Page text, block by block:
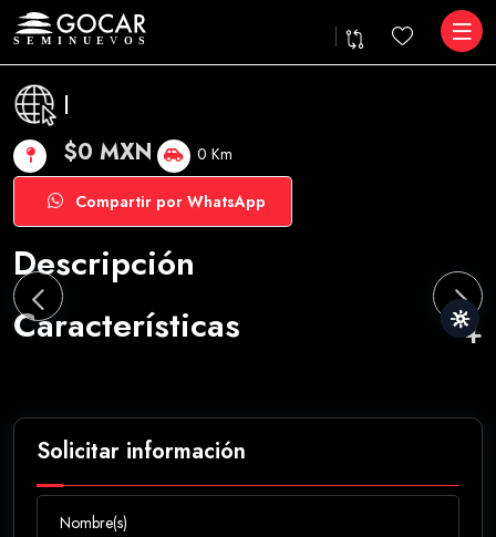
|
$0 MXN 0 Km
Compartir por WhatsApp
Descripción
Características
Solicitar información